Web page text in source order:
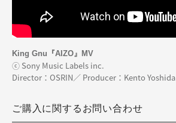
King Gnu『AIZO』MV
ⓒ Sony Music Labels inc.
Director：OSRIN／ Producer：Kento Yoshida
ご購入に関するお問い合わせ